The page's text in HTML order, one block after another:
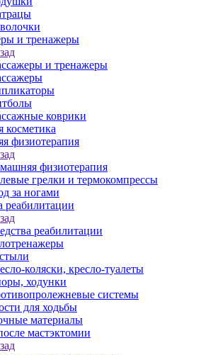
и тренажеры
и тренажеры
коврики
косметика
физиотерапия
физиотерапия
грелки и термокомпрессы
за ногами
реабилитации
реабилитации
коляски, кресло-туалеты
ходунки
системы
для ходьбы
материалы
мастэктомии